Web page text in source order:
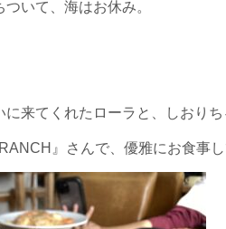
いて、海はお休み。
に来てくれたローラと、しおり
』さんで、優雅にお食事